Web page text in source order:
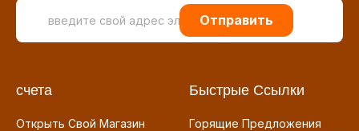
Отправить
счета
Открыть Свой Магазин
Быстрые Ссылки
Горящие Предложения